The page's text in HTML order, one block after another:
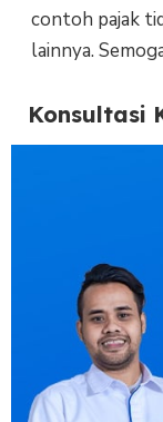
contoh pajak
lainnya.
Konsultasi